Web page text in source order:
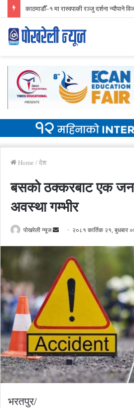
निर्वाचन प्रारम्भिक मतगणना ४२ स्थानमा रास्वपा
Home / देश
बसको ठक्करबाट एक
अवस्था गम्भीर
पोखरेली न्यूज
Send २०८१ कार्तिक २१, बुधबार
भरतपुर/